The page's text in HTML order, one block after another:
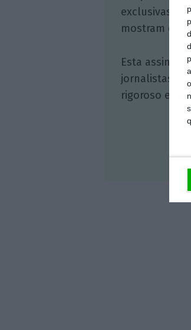
exclusivas, à
mostram o
Esta
jornalistas. A
rigoroso e